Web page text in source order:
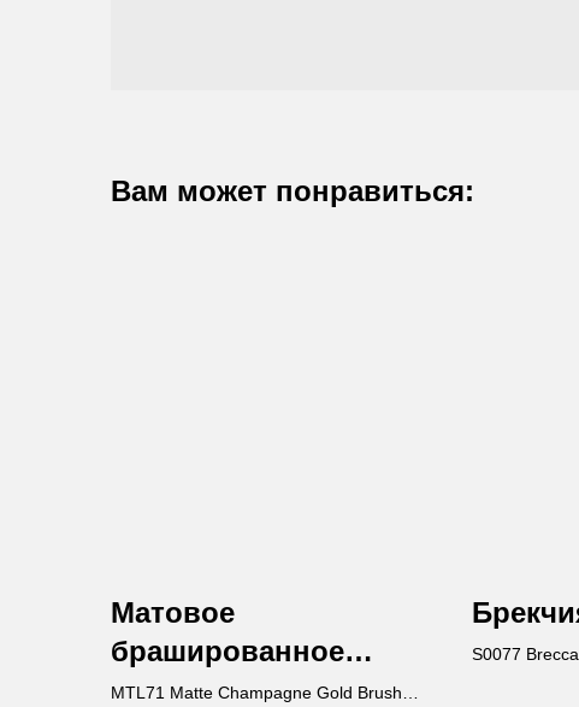
Вам может понравиться:
Матовое
брашированное
золото
MTL71 Matte Champagne Gold Brushed
S0077